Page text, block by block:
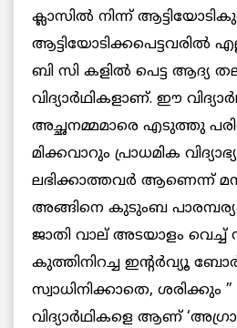
ക്ലാസില്‍ നിന്ന്
ആട്ടിയോടിക്കപെട്ടവരില്‍
ബി സി കളില്‍ പെട്ട ആദ്യ
വിദ്യാര്‍ഥികളാണ്. ഈ
അച്ഛനമ്മമാരെ എടുത്തു
മിക്കവാറും പ്രാധമിക
ലഭിക്കാത്തവര്‍ ആണെന്ന്
അങ്ങിനെ കുടുംബ
ജാതി വാല് അടയാളം
കുത്തിനിറച്ച ഇന്റര്‍വ്യൂ
സ്വാധിനിക്കാതെ,
വിദ്യാര്‍ഥികളെ ആണ്